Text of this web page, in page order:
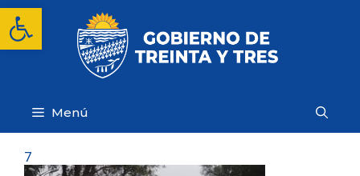
Abrir barra de herramientas
Saltar
contenido
Menú
7